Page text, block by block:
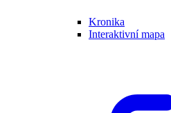
Kronika
Interaktivní mapa